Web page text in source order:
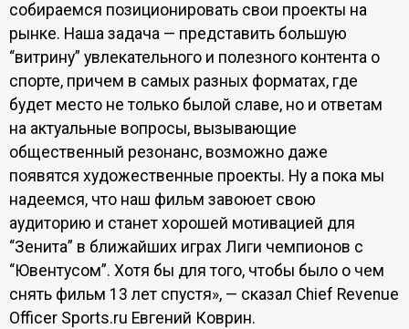
собираемся позиционировать свои проекты на
рынке. Наша задача — представить большую
“витрину” увлекательного и полезного контента о
спорте, причем в самых разных форматах, где
будет место не только былой славе, но и ответам
на актуальные вопросы, вызывающие
общественный резонанс, возможно даже
появятся художественные проекты. Ну а пока мы
надеемся, что наш фильм завоюет свою
аудиторию и станет хорошей мотивацией для
“Зенита” в ближайших играх Лиги чемпионов с
“Ювентусом”. Хотя бы для того, чтобы было о чем
снять фильм 13 лет спустя», — сказал Chief Revenue
Officer Sports.ru Евгений Коврин.